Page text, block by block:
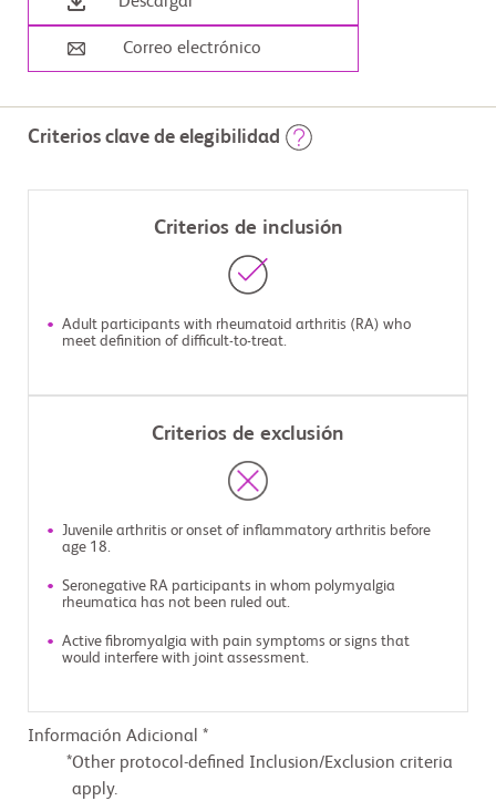
Correo electrónico
Criterios clave de elegibilidad
Criterios de inclusión
Adult participants with rheumatoid arthritis (RA) who
meet definition of difficult-to-treat.
Criterios de exclusión
Juvenile arthritis or onset of inflammatory arthritis before
age 18.
Seronegative RA participants in whom polymyalgia
rheumatica has not been ruled out.
Active fibromyalgia with pain symptoms or signs that
would interfere with joint assessment.
Información Adicional *
Other protocol-defined Inclusion/Exclusion criteria
apply.